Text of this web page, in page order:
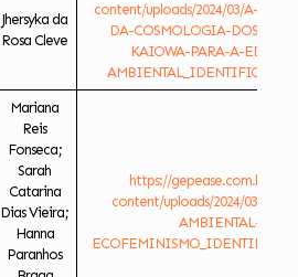
Jhersyka da
Rosa Cleve
content/uploads/2024/03/A-
DA-COSMOLOGIA-DOS-
KAIOWA-PARA-A-
Mariana
Reis
Fonseca;
Sarah
Catarina
Dias Vieira;
Hanna
Paranhos
https://gepease.com.br/
content/uploads/2024/03/
AMBIENTAL-E-